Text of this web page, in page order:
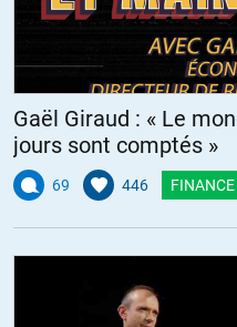
Gaël Giraud : « Le
jours sont comptés »
69 446 FINANCE